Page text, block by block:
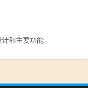
和主要功能